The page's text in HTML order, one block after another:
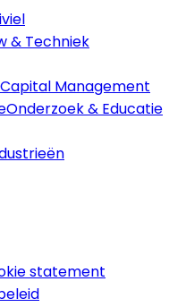
& Techniek
Capital Management
Onderzoek & Educatie
statement